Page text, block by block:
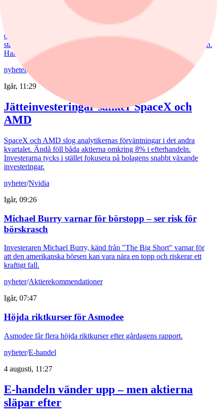
Veteranpoolen: Gammal är äldst?
Trenden att hyra in pensionärer för olika uppdrag är fortsatt stark
och Veteranpoolen navigerar marknaden väl med god tillväxt och
stabila marginaler. Samtidigt har aktien stigit kraftigt de senaste åren.
Har den mer att ge?
nyheter
Igår, 11:29
Jätteinvesteringar sänker SpaceX och
AMD
SpaceX och AMD slog analytikernas förväntningar i det andra
kvartalet. Ändå föll båda aktierna omkring 8% i efterhandeln.
Investerarna tycks i stället fokusera på bolagens snabbt växande
investeringar.
nyheter/Nvidia
Igår, 09:26
Michael Burry varnar för börstopp – ser risk för
börskrasch
Investeraren Michael Burry, känd från "The Big Short" varnar för
att den amerikanska börsen kan vara nära en topp och riskerar ett
kraftigt fall.
nyheter/Aktierekommendationer
Igår, 07:47
Höjda riktkurser för Asmodee
Asmodee får flera höjda riktkurser efter gårdagens rapport.
nyheter/E-handel
4 augusti, 11:27
E-handeln vänder upp – men aktierna
släpar efter